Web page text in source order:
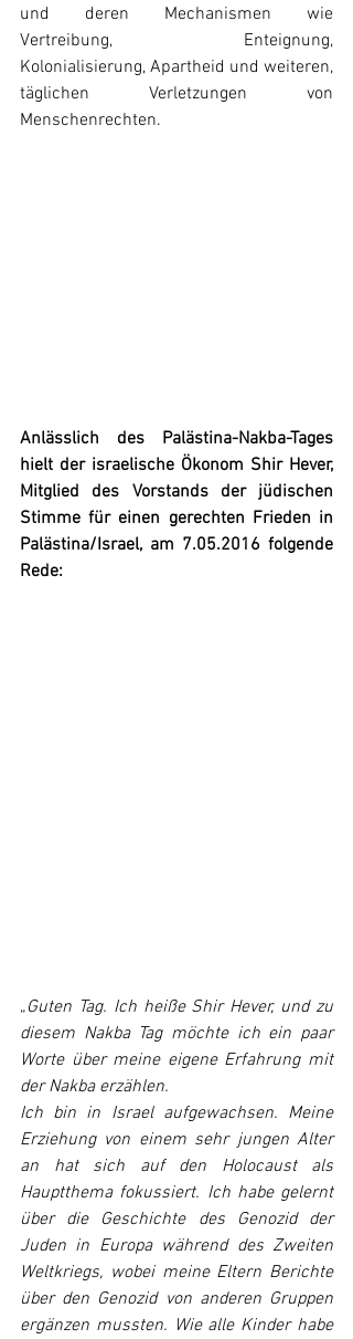
und deren Mechanismen wie
Vertreibung, Enteignung,
Kolonialisierung, Apartheid und weiteren,
täglichen Verletzungen von
Menschenrechten.
Anlässlich des Palästina-Nakba-Tages
hielt der israelische Ökonom Shir Hever,
Mitglied des Vorstands der jüdischen
Stimme für einen gerechten Frieden in
Palästina/Israel, am 7.05.2016 folgende
Rede:
„Guten Tag. Ich heiße Shir Hever, und zu
diesem Nakba Tag möchte ich ein paar
Worte über meine eigene Erfahrung mit
der Nakba erzählen.
Ich bin in Israel aufgewachsen. Meine
Erziehung von einem sehr jungen Alter
an hat sich auf den Holocaust als
Hauptthema fokussiert. Ich habe gelernt
über die Geschichte des Genozid der
Juden in Europa während des Zweiten
Weltkriegs, wobei meine Eltern Berichte
über den Genozid von anderen Gruppen
ergänzen mussten. Wie alle Kinder habe